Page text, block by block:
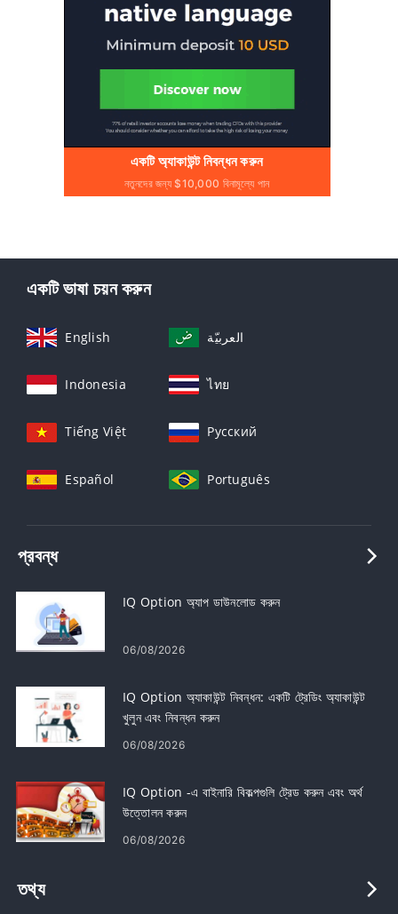
একটি অ্যাকাউন্ট নিবন্ধন করুন
নতুনদের জন্য $10,000 বিনামূল্যে পান
একটি ভাষা চয়ন করুন
English العربيّة
Indonesia ไทย
Tiếng Việt Русский
Español Português
প্রবন্ধ
IQ Option অ্যাপ ডাউনলোড করুন
06/08/2026
IQ Option অ্যাকাউন্ট নিবন্ধন: একটি ট্রেডিং অ্যাকাউন্ট
খুলুন এবং নিবন্ধন করুন
06/08/2026
IQ Option -এ বাইনারি বিকল্পগুলি ট্রেড করুন এবং অর্থ
উত্তোলন করুন
06/08/2026
তথ্য